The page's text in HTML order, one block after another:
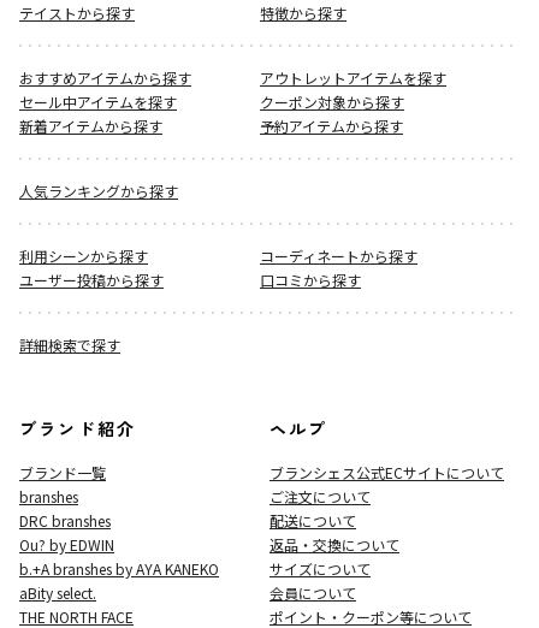
テイストから探す
特徴から探す
おすすめアイテムから探す
アウトレットアイテムを探す
セール中アイテムを探す
クーポン対象から探す
新着アイテムから探す
予約アイテムから探す
人気ランキングから探す
利用シーンから探す
コーディネートから探す
ユーザー投稿から探す
口コミから探す
詳細検索で探す
ブランド紹介
ブランド一覧
branshes
DRC branshes
Ou? by EDWIN
b.+A branshes by AYA KANEKO
aBity select.
THE NORTH FACE
ヘルプ
ブランシェス公式ECサイトについて
ご注文について
配送について
返品・交換について
サイズについて
会員について
ポイント・クーポン等について